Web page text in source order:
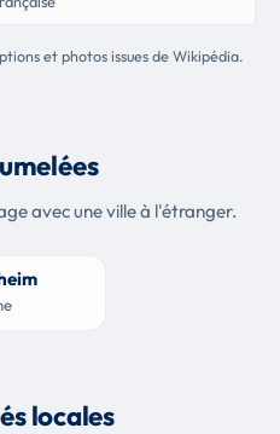
et photos issues de Wikipédia.
avec une ville à l'étranger.
locales